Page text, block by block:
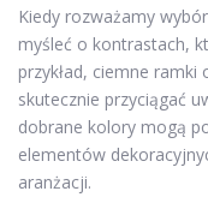
Kiedy rozważamy
myśleć o kontrastach,
przykład, ciemne
skutecznie przyciągać
dobrane kolory mogą
elementów
aranżacji.